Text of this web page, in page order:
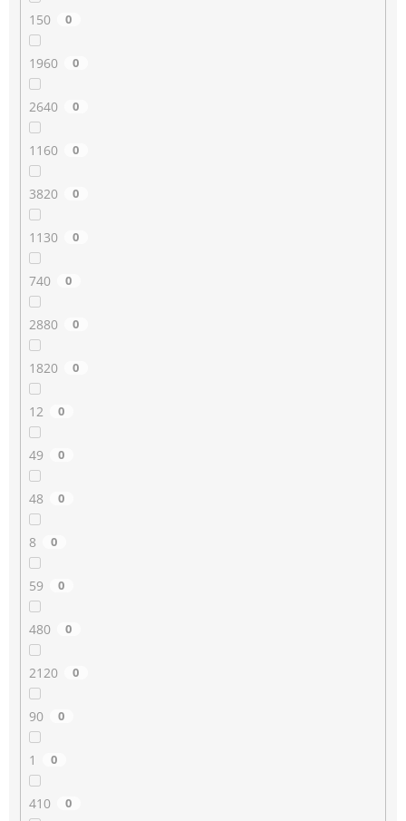
150 0
1960 0
2640 0
1160 0
3820 0
1130 0
740 0
2880 0
1820 0
12 0
49 0
48 0
8 0
59 0
480 0
2120 0
90 0
1 0
410 0